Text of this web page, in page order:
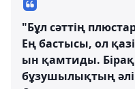
"Бұл сәттің
Ең бастысы, ол
ын қамтиды. Бірақ
бұзушылықтың